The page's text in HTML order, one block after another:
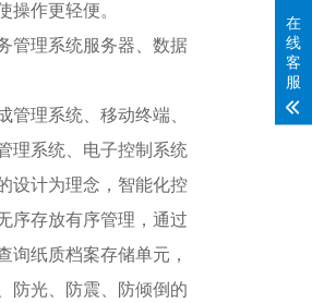
作更轻便。
管理系统服务器、数据
理系统、移动终端、
理系统、电子控制系统
设计为理念，智能化控
序存放有序管理，通过
纸质档案存储单元，
防光、防震、防倾倒的
在
线
客
服